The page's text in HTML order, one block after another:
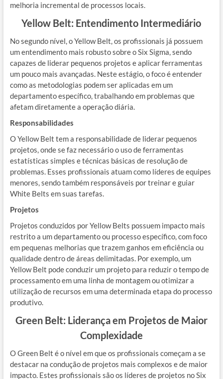
melhoria incremental de processos locais.
Yellow Belt: Entendimento Intermediário
No segundo nível, o Yellow Belt, os profissionais já possuem
um entendimento mais robusto sobre o Six Sigma, sendo
capazes de liderar pequenos projetos e aplicar ferramentas
um pouco mais avançadas. Neste estágio, o foco é entender
como as metodologias podem ser aplicadas em um
departamento específico, trabalhando em problemas que
afetam diretamente a operação diária.
Responsabilidades
O Yellow Belt tem a responsabilidade de liderar pequenos
projetos, onde se faz necessário o uso de ferramentas
estatísticas simples e técnicas básicas de resolução de
problemas. Esses profissionais atuam como líderes de equipes
menores, sendo também responsáveis por treinar e guiar
White Belts em suas tarefas.
Projetos
Projetos conduzidos por Yellow Belts possuem impacto mais
restrito a um departamento ou processo específico, com foco
em pequenas melhorias que trazem ganhos em eficiência ou
qualidade dentro de áreas delimitadas. Por exemplo, um
Yellow Belt pode conduzir um projeto para reduzir o tempo de
processamento em uma linha de montagem ou otimizar a
utilização de recursos em uma determinada etapa do processo
produtivo.
Green Belt: Liderança em Projetos de Maior
Complexidade
O Green Belt é o nível em que os profissionais começam a se
destacar na condução de projetos mais complexos e de maior
impacto. Estes profissionais são os líderes de projetos no Six